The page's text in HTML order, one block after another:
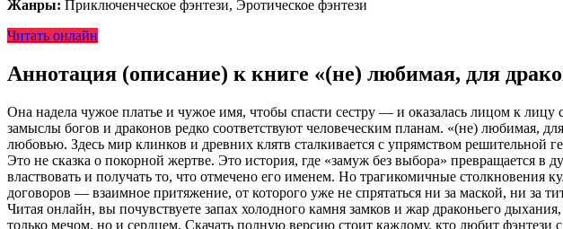
Жанры: Приключенческое фэнтези, Эротическое фэнтези
Читать онлайн
Аннотация (описание) к книге «(не) любимая, для
Она надела чужое платье и чужое имя, чтобы спасти сестру — и оказалась лицом к
замыслы богов и драконов редко соответствуют человеческим планам. «(не) любимая,
любовью. Здесь мир клинков и древних клятв сталкивается с упрямством решительной
Это не сказка о покорной жертве. Это история, где «замуж без выбора» превращается
властвовать и получать то, что отмечено его именем. Но трагикомичные
договоров — взаимное притяжение, от которого уже не спрятаться ни за маской, ни за
Читая онлайн, вы почувствуете запах холодного камня замков и жар драконьего
только мечом, но и сердцем. Скачать полную версию стоит каждому, кто любит